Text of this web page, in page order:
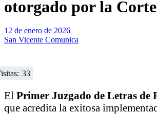
otorgado por la
12 de enero de 2026
San Vicente Comunica
33
El Primer Juzgado de Letras de
que acredita la exitosa